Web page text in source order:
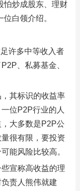
怕炒成股东、理财
白领介绍。
许多中等收入者
、私募基金、
其标识的收益率
位P2P行业的人
大多数是P2P公
很有限，要投资
能风险比较高。
宣称高收益的理
责人熊伟就建